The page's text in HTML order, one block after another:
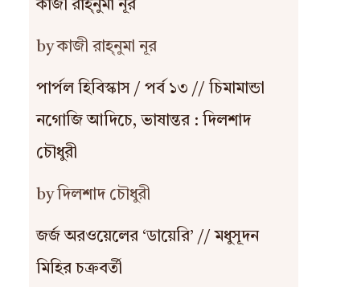
কাজী রাহ্‌নুমা নূর
by কাজী রাহ্‌নুমা নূর
পার্পল হিবিস্কাস / পর্ব ১৩ // চিমামান্ডা
নগোজি আদিচে, ভাষান্তর : দিলশাদ
চৌধুরী
by দিলশাদ চৌধুরী
জর্জ অরওয়েলের ‘ডায়েরি’ // মধুসূদন
মিহির চক্রবর্তী